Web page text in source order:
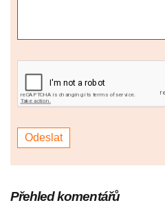
Přehled komentářů